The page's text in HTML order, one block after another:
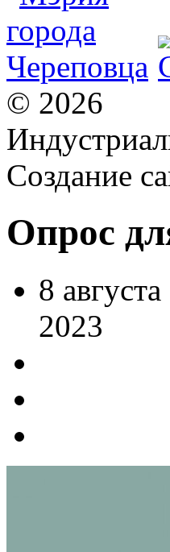
© 2026
Создание
Опрос
8 августа
2023